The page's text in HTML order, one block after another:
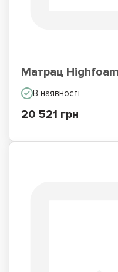
Матрац
В наявності
20 521 грн